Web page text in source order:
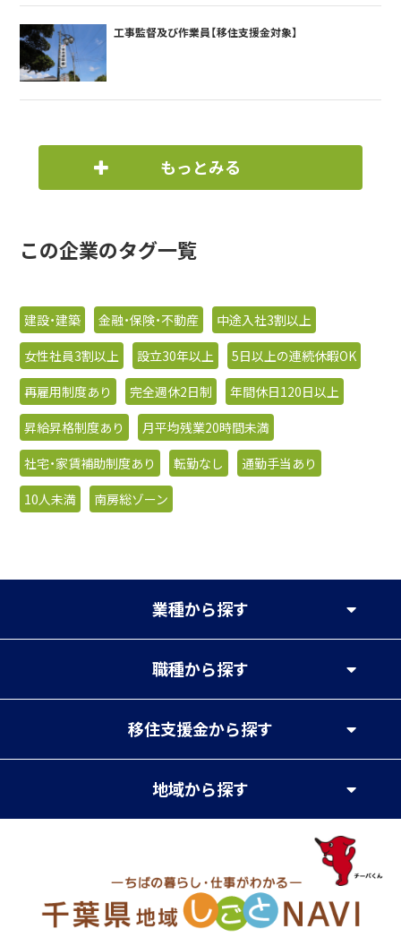
工事監督及び作業員【移住支援金対象】
もっとみる
この企業のタグ一覧
建設・建築 金融・保険・不動産
中途入社3割以上
女性社員3割以上
設立30年以上
5日以上の連続休暇OK
再雇用制度あり
完全週休2日制
年間休日120日以上
昇給昇格制度あり
月平均残業20時間未満
社宅・家賃補助制度あり
転勤なし
通勤手当あり
10人未満
南房総ゾーン
業種から探す
職種から探す
移住支援金から探す
地域から探す